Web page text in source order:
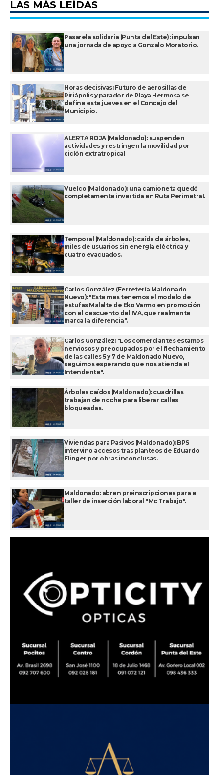
LAS MÁS LEÍDAS
Pasarela solidaria (Punta del Este): impulsan
una jornada de apoyo a Gonzalo Moratorio.
Horas decisivas: Futuro de aerosillas de
Piriápolis y parador de Playa Hermosa se
define este jueves en el Concejo del
Municipio.
ALERTA ROJA (Maldonado): suspenden
actividades y restringen la movilidad por
ciclón extratropical
Vuelco (Maldonado): una camioneta quedó
completamente invertida en Ruta Perimetral.
Temporal (Maldonado): caída de árboles,
miles de usuarios sin energía eléctrica y
cuatro evacuados.
Carlos González (Ferretería Maldonado
Nuevo): "Este mes tenemos el modelo de
estufas Malalte de Eko Varmo en promoción
con el descuento del IVA, que realmente
marca la diferencia".
Carlos González: "Los comerciantes estamos
nerviosos y preocupados por el flechamiento
de las calles 5 y 7 de Maldonado Nuevo,
seguimos esperando que nos atienda el
Intendente".
Árboles caídos (Maldonado): cuadrillas
trabajan de noche para liberar calles
bloqueadas.
Viviendas para Pasivos (Maldonado): BPS
intervino accesos tras planteos de Eduardo
Elinger por obras inconclusas.
Maldonado: abren preinscripciones para el
taller de inserción laboral "Mc Trabajo".